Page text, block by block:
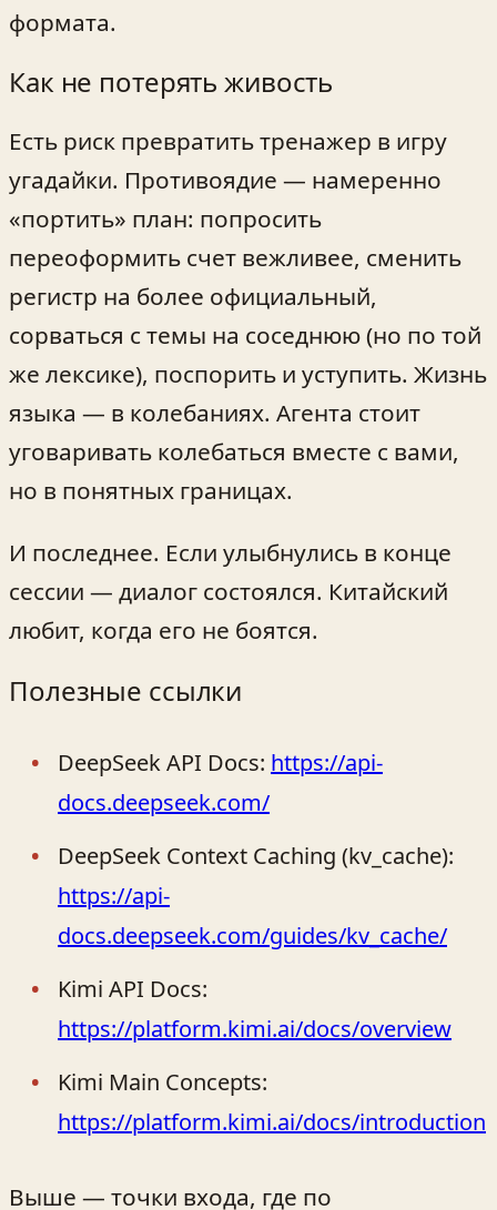
формата.
Как не потерять живость
Есть риск превратить тренажер в игру
угадайки. Противоядие — намеренно
«портить» план: попросить
переоформить счет вежливее, сменить
регистр на более официальный,
сорваться с темы на соседнюю (но по той
же лексике), поспорить и уступить. Жизнь
языка — в колебаниях. Агента стоит
уговаривать колебаться вместе с вами,
но в понятных границах.
И последнее. Если улыбнулись в конце
сессии — диалог состоялся. Китайский
любит, когда его не боятся.
Полезные ссылки
DeepSeek API Docs: https://api-
docs.deepseek.com/
DeepSeek Context Caching (kv_cache):
https://api-
docs.deepseek.com/guides/kv_cache/
Kimi API Docs:
https://platform.kimi.ai/docs/overview
Kimi Main Concepts:
https://platform.kimi.ai/docs/introduction
Выше — точки входа, где по